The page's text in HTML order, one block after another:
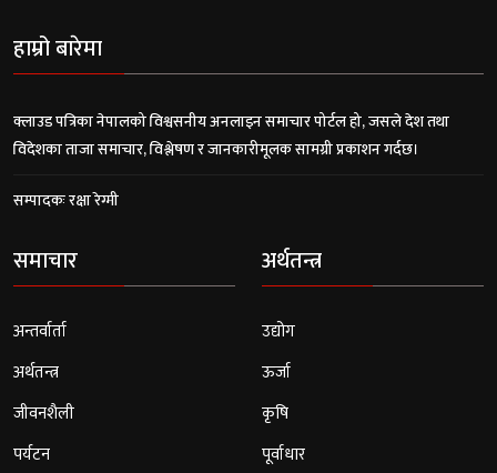
हाम्रो बारेमा
क्लाउड पत्रिका नेपालको विश्वसनीय अनलाइन समाचार पोर्टल हो, जसले देश तथा
विदेशका ताजा समाचार, विश्लेषण र जानकारीमूलक सामग्री प्रकाशन गर्दछ।
सम्पादकः रक्षा रेग्मी
समाचार
अन्तर्वार्ता
अर्थतन्त्र
जीवनशैली
पर्यटन
अर्थतन्त्र
उद्योग
ऊर्जा
कृषि
पूर्वाधार